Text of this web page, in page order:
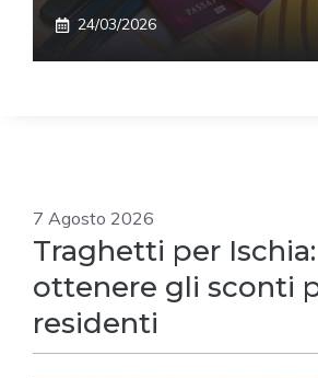
24/03/2026
7 Agosto 2026
Traghetti per
ottenere gli sconti
residenti